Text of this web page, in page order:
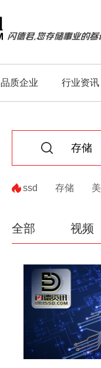
品质企业 行业资讯
ssd 存储 美
全部 视频